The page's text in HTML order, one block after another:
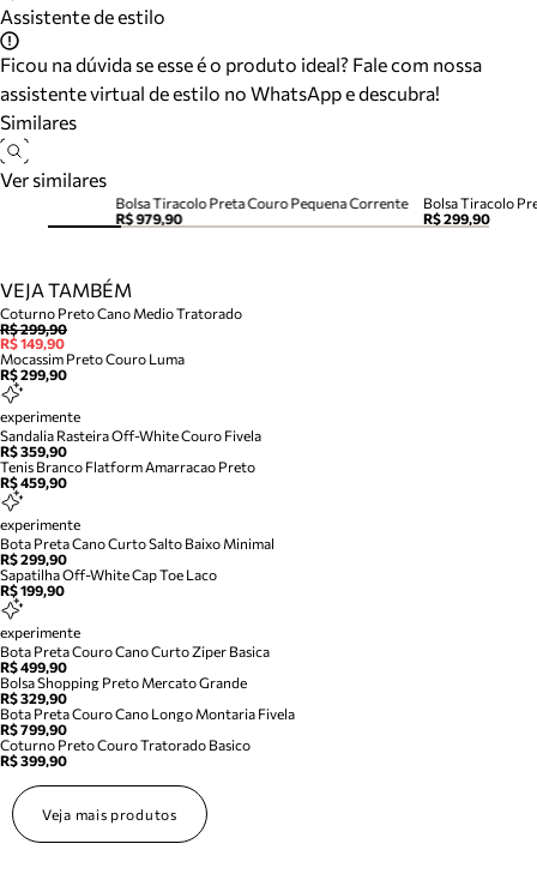
Assistente de estilo
Ficou na dúvida se esse é o produto ideal? Fale com nossa
assistente virtual de estilo no WhatsApp e descubra!
Similares
Ver similares
Bolsa Tiracolo Preta Couro Pequena Corrente
R$ 979,90
Bolsa Tiracolo
R$ 299,90
VEJA TAMBÉM
Coturno Preto Cano Medio Tratorado
R$ 299,90
R$ 149,90
Mocassim Preto Couro Luma
R$ 299,90
experimente
Sandalia Rasteira Off-White Couro Fivela
R$ 359,90
Tenis Branco Flatform Amarracao Preto
R$ 459,90
experimente
Bota Preta Cano Curto Salto Baixo Minimal
R$ 299,90
Sapatilha Off-White Cap Toe Laco
R$ 199,90
experimente
Bota Preta Couro Cano Curto Ziper Basica
R$ 499,90
Bolsa Shopping Preto Mercato Grande
R$ 329,90
Bota Preta Couro Cano Longo Montaria Fivela
R$ 799,90
Coturno Preto Couro Tratorado Basico
R$ 399,90
Veja mais produtos